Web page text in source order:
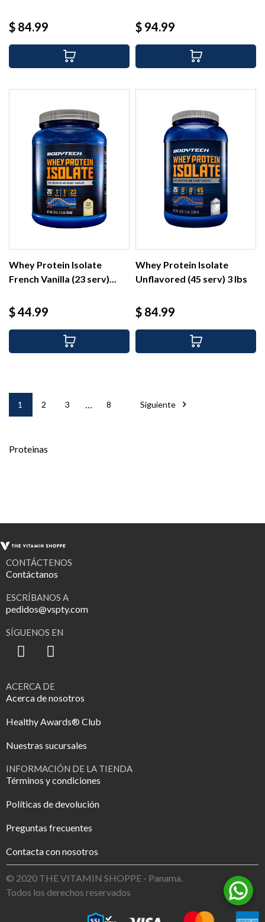
Precio
$ 84.99 Precio
$ 94.99
Whey Protein Isolate
French Vanilla (23 serv)...
Precio
$ 44.99
Whey Protein Isolate
Unflavored (45 serv) 3 lbs
Precio
$ 84.99
1 2 3 … 8 Siguiente 
Proteinas
CONTÁCTENOS
Contáctanos
ESCRÍBANOS A
pedidos@vspty.com
SÍGUENOS EN
ACERCA DE
Acerca de nosotros
Healthy Awards® Club
Nuestras sucursales
INFORMACIÓN DE LA TIENDA
Términos y condiciones
Políticas de devolución
Preguntas frecuentes
Contacta con nosotros
© 2020 THE VITAMIN SHOPPE - Panama.
Todos los derechos reservados